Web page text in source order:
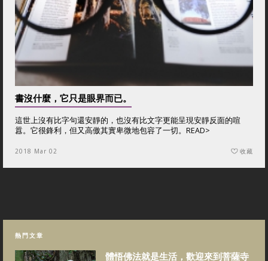
書沒什麼，它只是眼界而已。
這世上沒有比字句還安靜的，也沒有比文字更能呈現安靜反面的喧
囂。它很鋒利，但又高傲其實卑微地包容了一切。 READ>
2018 Mar 02 收藏
熱門文章
體悟佛法就是生活，歡迎來到菩薩寺